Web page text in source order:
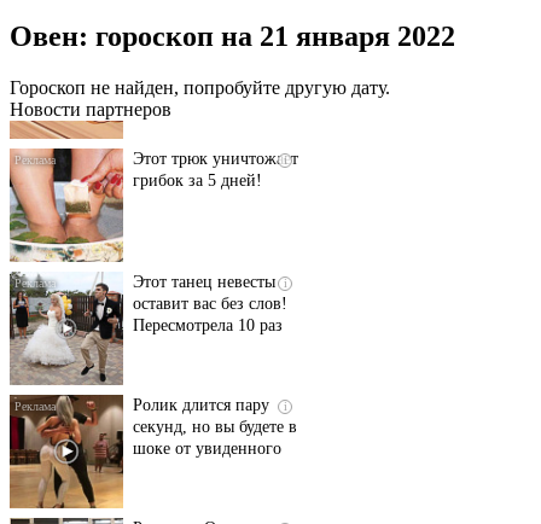
Овен: гороскоп на 21 января 2022
Гороскоп не найден, попробуйте другую дату.
Новости партнеров
запущенный грибок
грибок за 5 дней!
оставит вас без слов!
Пересмотрела 10 раз
секунд, но вы будете в
шоке от увиденного